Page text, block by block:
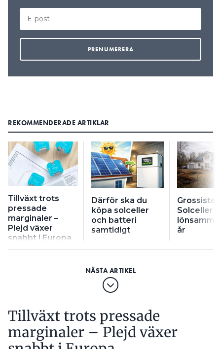
REKOMMENDERADE ARTIKLAR
Tillväxt trots
pressade
marginaler –
Plejd växer
snabbt i Europa
Därför ska du
köpa solceller
och batteri
samtidigt
Solceller
lönsamma
år
Tillväxt trots pressade
marginaler – Plejd växer